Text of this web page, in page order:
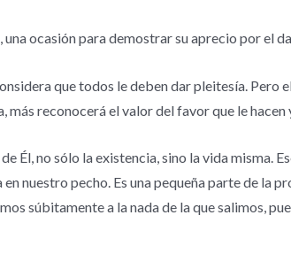
ocasión para demostrar su aprecio por el
que todos le deben dar pleitesía. Pero
reconocerá el valor del favor que le hacen
no sólo la existencia, sino la vida misma.
nuestro pecho. Es una pequeña parte de la
súbitamente a la nada de la que salimos,